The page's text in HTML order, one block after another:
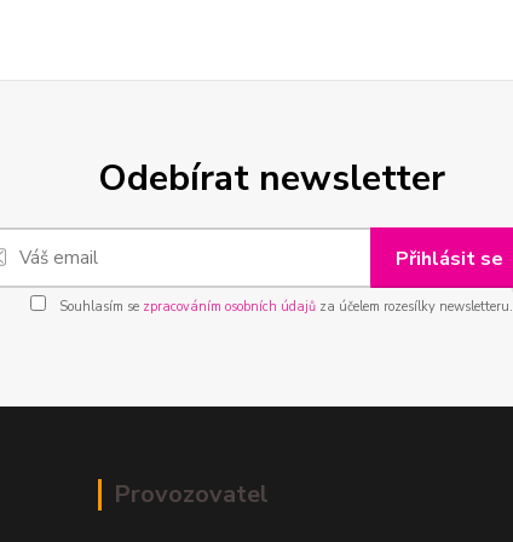
Odebírat newsletter
Přihlásit se
Souhlasím se zpracováním osobních údajůza účelem rozesílky newsletteru.
Provozovatel